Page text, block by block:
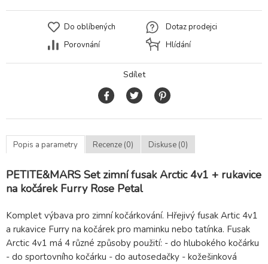
Do oblíbených
Porovnání
Dotaz prodejci
Hlídání
Sdílet
Popis a parametry Recenze (0) Diskuse (0)
PETITE&MARS Set zimní fusak Arctic 4v1 + rukavice
na kočárek Furry Rose Petal
Komplet výbava pro zimní kočárkování. Hřejivý fusak Artic 4v1
a rukavice Furry na kočárek pro maminku nebo tatínka. Fusak
Arctic 4v1 má 4 různé způsoby použití: - do hlubokého kočárku
- do sportovního kočárku - do autosedačky - kožešinková